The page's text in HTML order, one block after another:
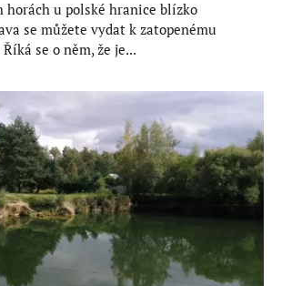
horách u polské hranice blízko
se můžete vydat k zatopenému
se o něm, že je...